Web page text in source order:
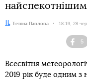
найспекотнішим
Автор:
Тетяна Павлова Дата:
18:19, 28
5
Всесвітня
2019 рік буде одним з